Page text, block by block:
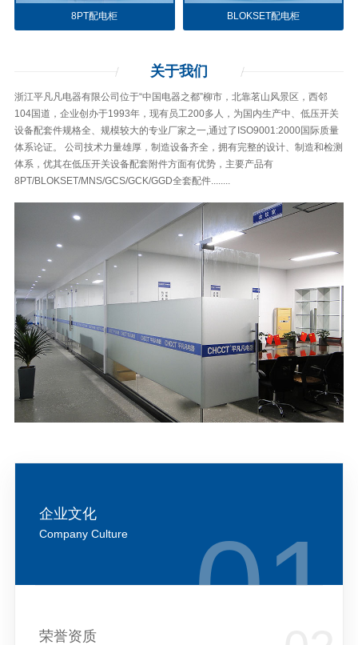
8PT配电柜 BLOKSET配电柜
关于我们
浙江平凡凡电器有限公司位于“中国电器之都”柳市，北靠茗山风景区，西邻
104国道，企业创办于1993年，现有员工200多人，为国内生产中、低压开关
设备配套件规格全、规模较大的专业厂家之一,通过了ISO9001:2000国际质量
体系论证。 公司技术力量雄厚，制造设备齐全，拥有完整的设计、制造和检测
体系，优其在低压开关设备配套附件方面有优势，主要产品有
8PT/BLOKSET/MNS/GCS/GCK/GGD全套配件........
企业文化
Company Culture
荣誉资质